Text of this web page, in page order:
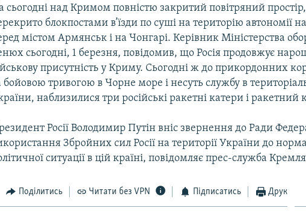
сьогодні над Кримом повністю закритий повітряний
блокпостами в’їзди по суші на територію автономії
містом Армянськ і на Чонгарі. Керівник Міністерства
сьогодні, 1 березня, повідомив, що Росія продовжує
присутність у Криму. Сьогодні ж до прикордонних
бойовою тривогою в Чорне море і несуть службу в
наблизилися три російські ракетні катери і
Росії Володимир Путін вніс звернення до Ради
Збройних сил Росії на території України до
ситуації в цій країні, повідомляє прес-служба
Поділитись Читати без VPN Підписатись Друк